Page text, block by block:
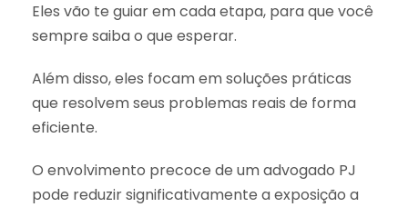
Eles vão te guiar em cada etapa, para que você
sempre saiba o que esperar.
Além disso, eles focam em soluções práticas
que resolvem seus problemas reais de forma
eficiente.
O envolvimento precoce de um advogado PJ
pode reduzir significativamente a exposição a